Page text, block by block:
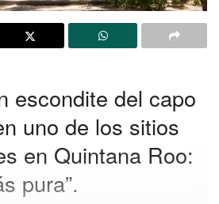
escondite del capo
uno de los sitios
en Quintana Roo:
pura”.